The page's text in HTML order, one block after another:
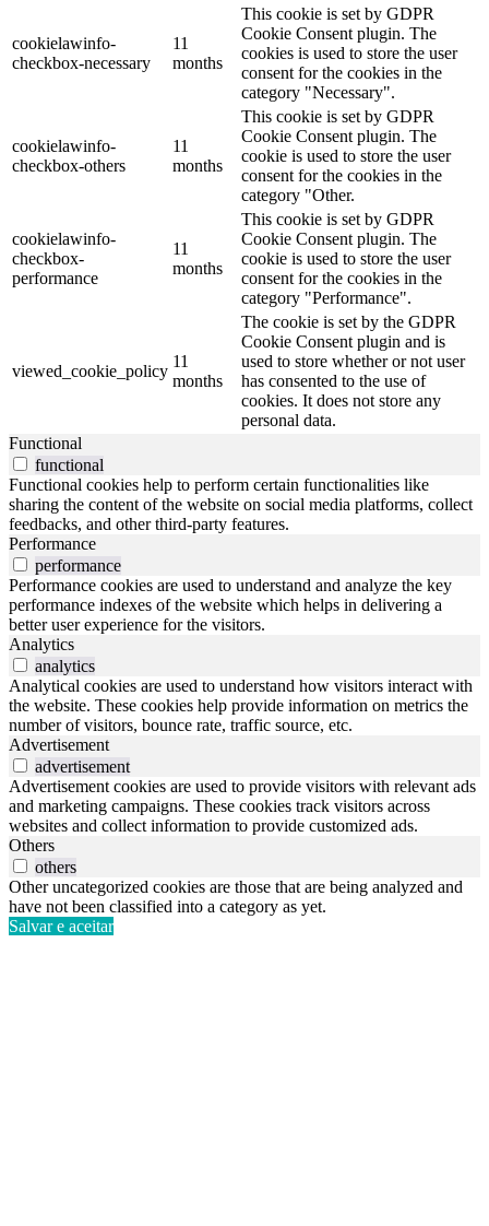
cookielawinfo-
checkbox-necessary
11
months
This cookie is set by GDPR
Cookie Consent plugin. The
cookies is used to store the user
consent for the cookies in the
category "Necessary".
cookielawinfo-
checkbox-others
11
months
This cookie is set by GDPR
Cookie Consent plugin. The
cookie is used to store the user
consent for the cookies in the
category "Other.
cookielawinfo-
checkbox-
performance
11
months
This cookie is set by GDPR
Cookie Consent plugin. The
cookie is used to store the user
consent for the cookies in the
category "Performance".
viewed_cookie_policy
11
months
The cookie is set by the GDPR
Cookie Consent plugin and is
used to store whether or not user
has consented to the use of
cookies. It does not store any
personal data.
Functional
functional
Functional cookies help to perform certain functionalities like
sharing the content of the website on social media platforms, collect
feedbacks, and other third-party features.
Performance
performance
Performance cookies are used to understand and analyze the key
performance indexes of the website which helps in delivering a
better user experience for the visitors.
Analytics
analytics
Analytical cookies are used to understand how visitors interact with
the website. These cookies help provide information on metrics the
number of visitors, bounce rate, traffic source, etc.
Advertisement
advertisement
Advertisement cookies are used to provide visitors with relevant ads
and marketing campaigns. These cookies track visitors across
websites and collect information to provide customized ads.
Others
others
Other uncategorized cookies are those that are being analyzed and
have not been classified into a category as yet.
Salvar e aceitar